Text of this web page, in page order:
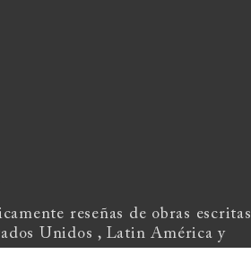
reseñas de obras escritas
Unidos , Latin América y